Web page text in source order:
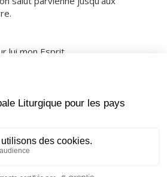
lui mon Esprit,
quand le Christ fut
et que l’Esprit Saint reposa sur
l’eau et de l’Esprit, de se
ta sainte volonté.